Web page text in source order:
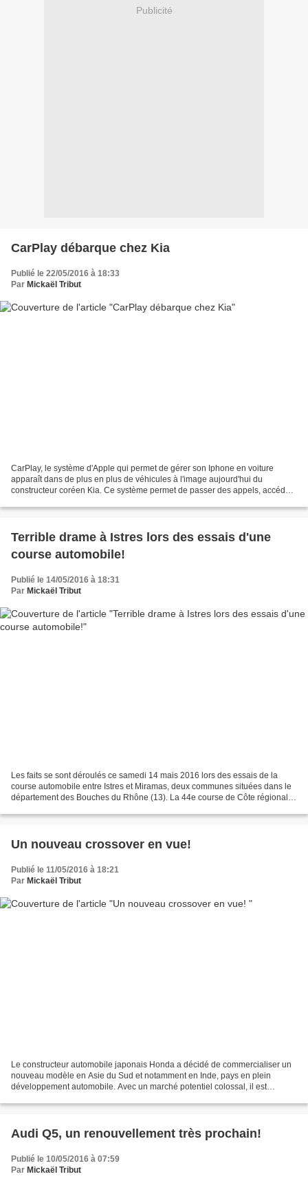
Publicité
CarPlay débarque chez Kia
Publié le 22/05/2016 à 18:33
Par Mickaël Tribut
CarPlay, le système d'Apple qui permet de gérer son Iphone en voiture
apparaît dans de plus en plus de véhicules à l'image aujourd'hui du
constructeur coréen Kia. Ce système permet de passer des appels, accéder
Terrible drame à Istres lors des essais d'une
course automobile!
Publié le 14/05/2016 à 18:31
Par Mickaël Tribut
Les faits se sont déroulés ce samedi 14 mais 2016 lors des essais de la
course automobile entre Istres et Miramas, deux communes situées dans le
département des Bouches du Rhône (13). La 44e course de Côte régionale
Un nouveau crossover en vue!
Publié le 11/05/2016 à 18:21
Par Mickaël Tribut
Le constructeur automobile japonais Honda a décidé de commercialiser un
nouveau modèle en Asie du Sud et notamment en Inde, pays en plein
développement automobile. Avec un marché potentiel colossal, il est
Audi Q5, un renouvellement très prochain!
Publié le 10/05/2016 à 07:59
Par Mickaël Tribut